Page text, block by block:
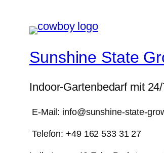
Sunshine State
Indoor-Gartenbedarf mit
E-Mail: info@sunshine-state-
Telefon: +49 162 533 31 27